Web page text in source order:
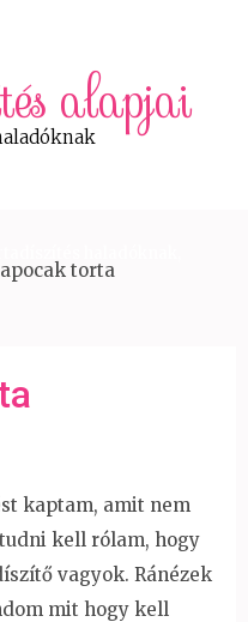
alapjai
torta
kaptam, amit nem
kell rólam, hogy
vagyok. Ránézek
mit hogy kell